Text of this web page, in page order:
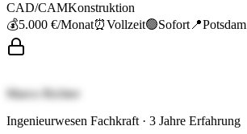
CAD/CAMKonstruktion
💰5.000 €/Monat⏰Vollzeit🟢Sofort 📍Potsdam
Marco Richter
Ingenieurwesen Fachkraft · 3 Jahre Erfahrung